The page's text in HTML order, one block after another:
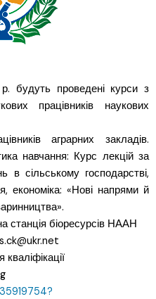
будуть проведені курси з
працівників наукових
аграрних закладів.
навчання: Курс лекцій за
в сільському господарстві,
економіка: «Нові напрями й
станція біоресурсів НААН